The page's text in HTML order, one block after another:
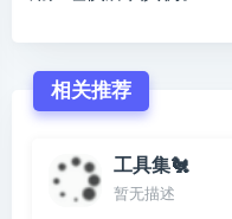
相关推荐
工具集🐔
暂无描述